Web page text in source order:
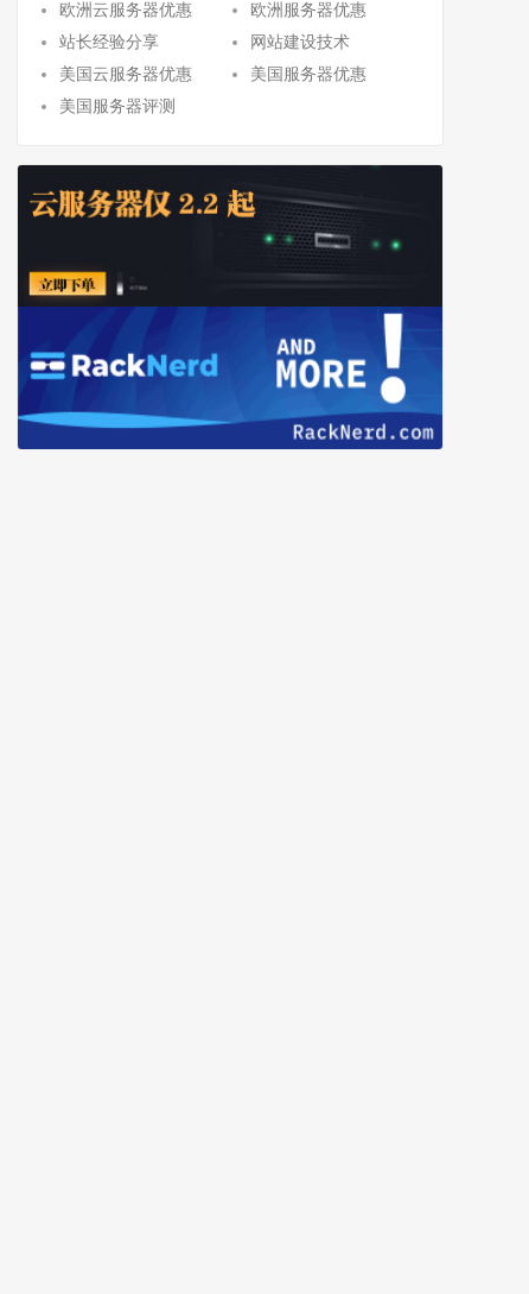
欧洲云服务器优惠
欧洲服务器优惠
站长经验分享
网站建设技术
美国云服务器优惠
美国服务器优惠
美国服务器评测